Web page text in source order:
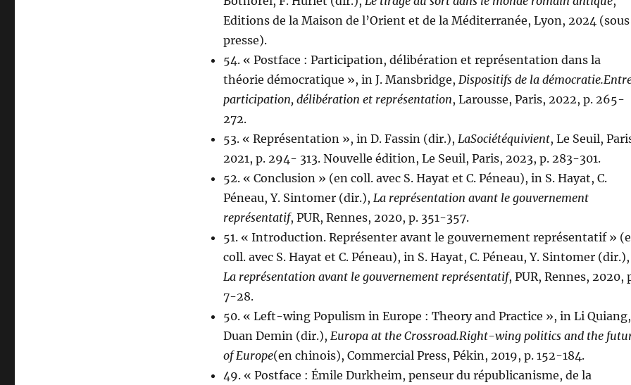
Editions de la Maison de l’Orient et de la Méditerranée, Lyon, 2024 (sous
presse).
54. « Postface : Participation, délibération et représentation dans la
théorie démocratique », in J. Mansbridge, Dispositifs de la
participation, délibération et représentation, Larousse, Paris, 2022, p. 265-
272.
53. « Représentation », in D. Fassin (dir.), LaSociétéquivient, Le Seuil,
2021, p. 294- 313. Nouvelle édition, Le Seuil, Paris, 2023, p. 283-301.
52. « Conclusion » (en coll. avec S. Hayat et C. Péneau), in S. Hayat, C.
Péneau, Y. Sintomer (dir.), La représentation avant le gouvernement
représentatif, PUR, Rennes, 2020, p. 351-357.
51. « Introduction. Représenter avant le gouvernement représentatif »
coll. avec S. Hayat et C. Péneau), in S. Hayat, C. Péneau, Y. Sintomer (dir.),
La représentation avant le gouvernement représentatif, PUR, Rennes, 2020,
7-28.
50. « Left-wing Populism in Europe : Theory and Practice », in Li Quiang,
Duan Demin (dir.), Europa at the Crossroad.Right-wing politics and the
of Europe(en chinois), Commercial Press, Pékin, 2019, p. 152-184.
49. « Postface : Émile Durkheim, penseur du républicanisme, de la